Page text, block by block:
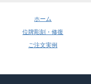
ホーム
位牌彫刻・修復
ご注文実例